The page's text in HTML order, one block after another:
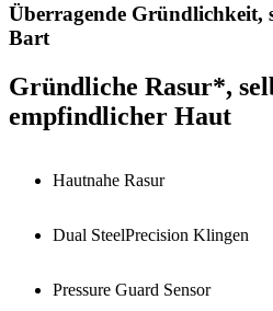
Überragende Gründlichkeit,
Bart
Gründliche Rasur*,
empfindlicher Haut
Hautnahe Rasur
Dual SteelPrecision Klingen
Pressure Guard Sensor